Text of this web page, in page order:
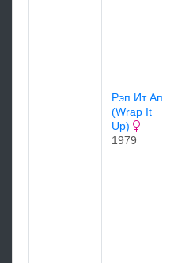
Pэп Ит Ап
(Wrap It
Up)
1979